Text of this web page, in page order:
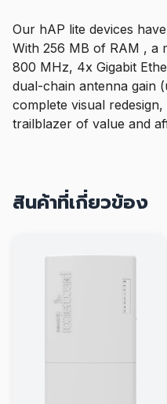
Our hAP lite devices
With 256 MB of RAM , a
800 MHz, 4x Gigabit
dual-chain antenna gain
complete visual
trailblazer of value and
สินค้าที่เกี่ยวข้อง